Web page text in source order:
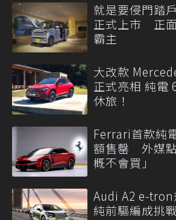
就是要侵門踏
正式上市 正
霸主
大改款
正式亮相 純電
休旅！
Ferrari首款純
額售罄 外媒
概不會買」
Audi A2 e-tron
純前驅編成挑